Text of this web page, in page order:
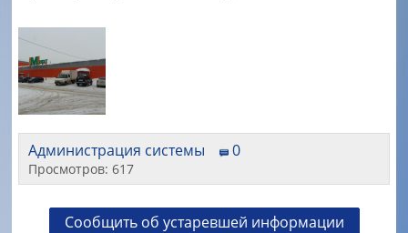
Администрация системы 0
Просмотров: 617
Сообщить об устаревшей информации